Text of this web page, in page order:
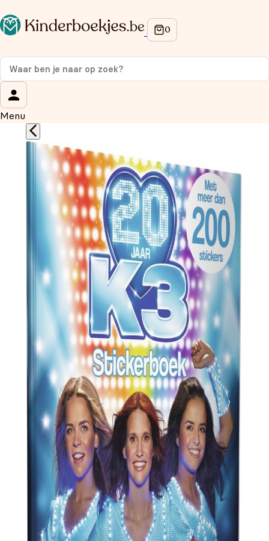
Menu
Op de hoogte blijven van onze acties?
Meld je aan voor onze nieuwsbrief en ontvang
korting
Wat is je voornaam?
Wat is je e-mailadres?
Aanmelden
We gebruiken je gegevens om contact op te nemen,
in overeenstemming met onsprivacybeleid.